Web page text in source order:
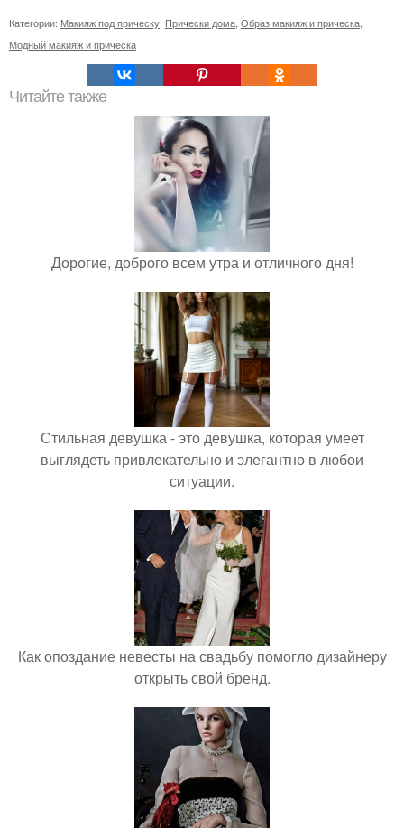
Категории: Макияж под прическу, Прически дома, Образ макияж и прическа,
Модный макияж и прическа
Читайте также
Дорогие, доброго всем утра и отличного дня!
Стильная девушка - это девушка, которая умеет
выглядеть привлекательно и элегантно в любои
ситуации.
Как опоздание невесты на свадьбу помогло дизайнеру
открыть свой бренд.